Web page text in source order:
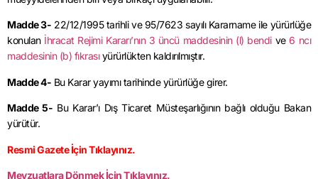
Madde 3- 22/12/1995 tarihli ve 95/7623 sayılı Kararname ile yürürlüğe
konulan İhracat Rejimi Kararı’nın 3 üncü maddesinin (l) bendive6 ncı
maddesinin (b) fıkrasıyürürlükten kaldırılmıştır.
Madde 4- Bu Karar yayımı tarihinde yürürlüğe girer.
Madde 5- Bu Karar’ı Dış Ticaret Müsteşarlığının bağlı olduğu Bakan
yürütür.
Resmi Gazete İçin Tıklayınız.
Mevzuatlara Dönmek İçin Tıklayınız.